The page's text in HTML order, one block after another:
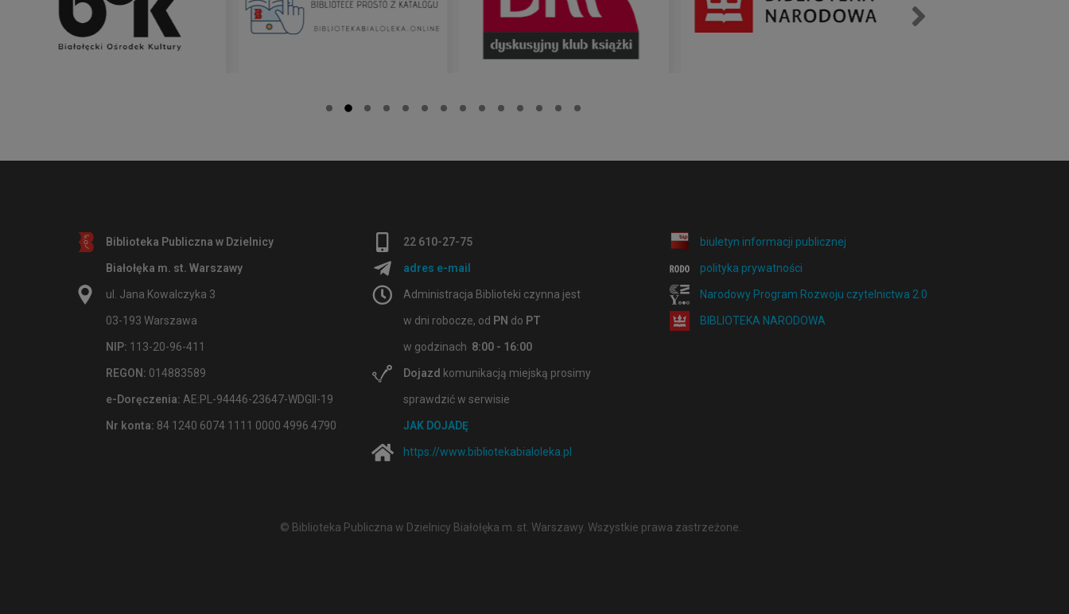
Biblioteka Publiczna w Dzielnicy
Białołęka m. st. Warszawy
ul. Jana Kowalczyka 3
03-193 Warszawa
NIP: 113-20-96-411
REGON: 014883589
e-Doręczenia: AE:PL-94446-23647-WDGII-19
Nr konta: 84 1240 6074 1111 0000 4996 4790
22 610-27-75
adres e-mail
Administracja Biblioteki czynna jest
w dni robocze, od PN do PT
w godzinach 8:00 - 16:00
Dojazd komunikacją miejską prosimy
sprawdzić w serwisie
JAK DOJADĘ
https://www.bibliotekabialoleka.pl
biuletyn informacji publicznej
polityka prywatności
Narodowy Program Rozwoju czytelnictwa 2.0
BIBLIOTEKA NARODOWA
© Biblioteka Publiczna w Dzielnicy Białołęka m. st. Warszawy. Wszystkie prawa zastrzeżone.